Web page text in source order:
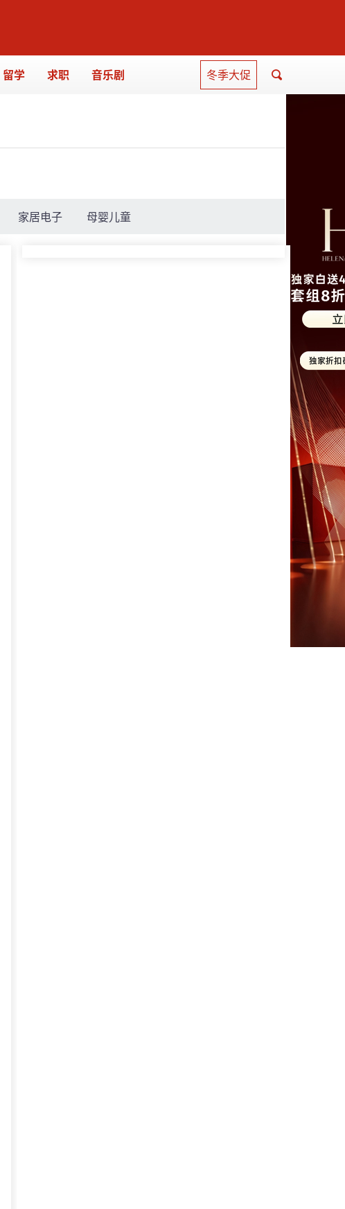
留学 求职 音乐剧 冬季大促
家居电子 母婴儿童